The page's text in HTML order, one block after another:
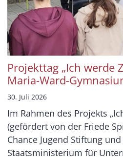
Projekttag „Ich werde
Maria-Ward-
30. Juli 2026
Im Rahmen des Projekts
(gefördert von der Friede
Chance Jugend Stiftung
Staatsministerium für